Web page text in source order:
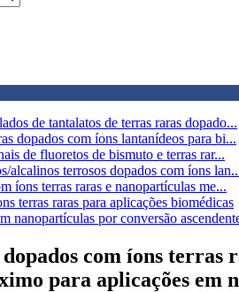
de tantalatos de terras raras dopado...
dopados com íons lantanídeos para bi...
de fluoretos de bismuto e terras rar...
alcalinos terrosos dopados com íons
íons terras raras e nanopartículas me...
terras raras para aplicações biomédicas
nanopartículas por conversão
com íons terras
para aplicações em